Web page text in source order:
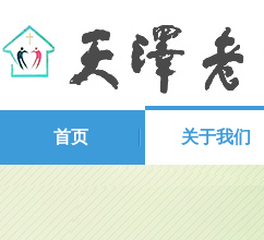
首页 关于我们